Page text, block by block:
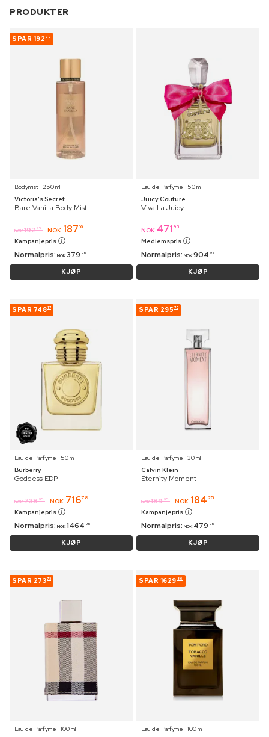
PRODUKTER
SPAR 192 79
Bodymist ⋅ 250 ml
Victoria's Secret
Bare Vanilla Body Mist
NOK 192 95 NOK 187 16
Kampanjepris
Normalpris: NOK 379 95
KJØP
Eau de Parfyme ⋅ 50 ml
Juicy Couture
Viva La Juicy
NOK 471 95
Medlemspris
Normalpris: NOK 904 95
KJØP
SPAR 74817
Eau de Parfyme ⋅ 50 ml
Burberry
Goddess EDP
NOK 738 95 NOK 71678
Kampanjepris
Normalpris: NOK 1464 95
KJØP
SPAR 295 70
Eau de Parfyme ⋅ 30 ml
Calvin Klein
Eternity Moment
NOK 189 95 NOK 184 25
Kampanjepris
Normalpris: NOK 479 95
KJØP
SPAR 27373
Eau de Parfyme ⋅ 100 ml
SPAR 1629 86
Eau de Parfyme ⋅ 100 ml